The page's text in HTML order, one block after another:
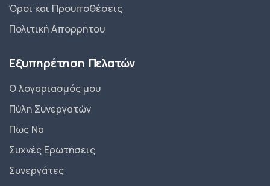
Όροι και Προυποθέσεις
Πολιτική Απορρήτου
Εξυπηρέτηση Πελατών
Ο λογαριασμός μου
Πύλη Συνεργατών
Πως Να
Συχνές Ερωτήσεις
Συνεργάτες